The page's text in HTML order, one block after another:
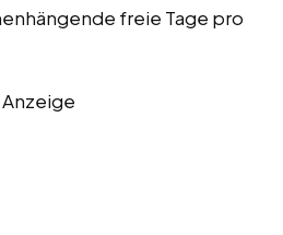
freie Tage pro
Anzeige